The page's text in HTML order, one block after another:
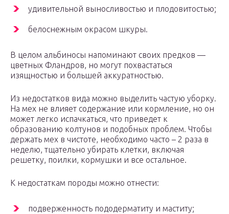
удивительной выносливостью и плодовитостью;
белоснежным окрасом шкуры.
В целом альбиносы напоминают своих предков —
цветных Фландров, но могут похвастаться
изящностью и большей аккуратностью.
Из недостатков вида можно выделить частую уборку.
На мех не влияет содержание или кормление, но он
может легко испачкаться, что приведет к
образованию колтунов и подобных проблем. Чтобы
держать мех в чистоте, необходимо часто – 2 раза в
неделю, тщательно убирать клетки, включая
решетку, поилки, кормушки и все остальное.
К недостаткам породы можно отнести:
подверженность пододерматиту и маститу;